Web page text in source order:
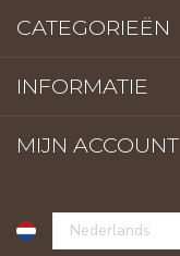
CATEGORIEËN
INFORMATIE
MIJN ACCOUNT